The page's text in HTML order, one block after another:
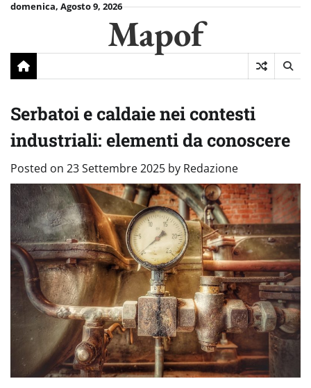
Skipdomenica, Agosto 9, 2026
Mapof
Serbatoi e caldaie nei contesti
industriali: elementi da conoscere
Posted on 23 Settembre 2025 by Redazione